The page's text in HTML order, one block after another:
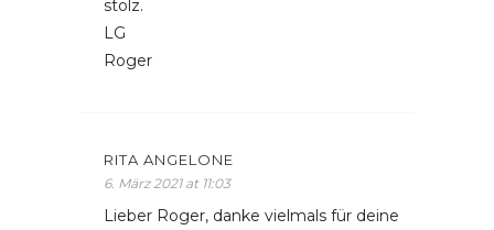
stolz.
LG
Roger
RITA ANGELONE
6. März 2021 at 11:03
Lieber Roger, danke vielmals für deine